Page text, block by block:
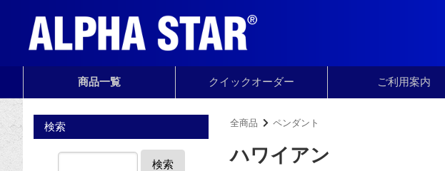
商品一覧 クイックオーダー ご利用案内
全商品 ペンダント
ハワイアン
検索
検索